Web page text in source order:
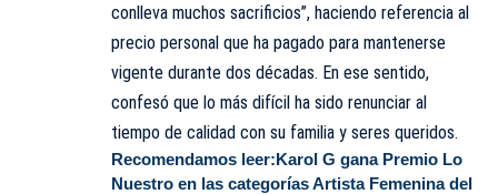
conlleva muchos sacrificios”, haciendo referencia al
precio personal que ha pagado para mantenerse
vigente durante dos décadas. En ese sentido,
confesó que lo más difícil ha sido renunciar al
tiempo de calidad con su familia y seres queridos.
Recomendamos leer:Karol G gana Premio Lo
Nuestro en las categorías Artista Femenina del